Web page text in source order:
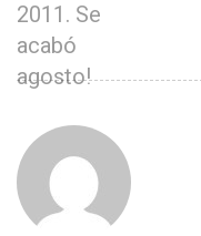
2011. Se
acabó
agosto!